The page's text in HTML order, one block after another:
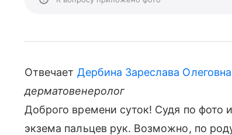
Отвечает Дербина Зареслава Олеговна
дерматовенеролог
Доброго времени суток! Судя по фото
экзема пальцев рук. Возможно, по